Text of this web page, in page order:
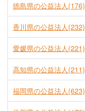
徳島県の公益法人(176)
香川県の公益法人(232)
愛媛県の公益法人(221)
高知県の公益法人(211)
福岡県の公益法人(623)